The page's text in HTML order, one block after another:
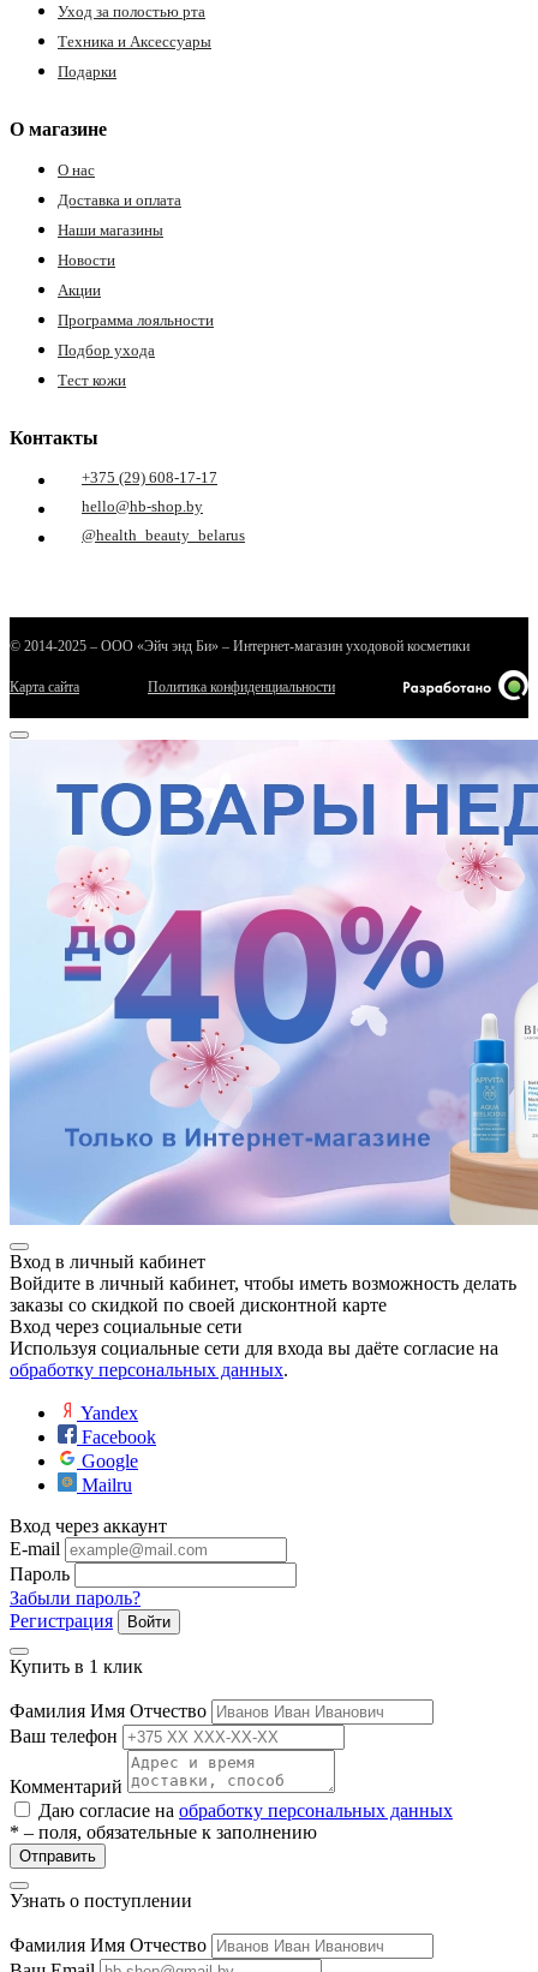
Уход за полостью рта
Техника и Аксессуары
Подарки
О магазине
О нас
Доставка и оплата
Наши магазины
Новости
Акции
Программа лояльности
Подбор ухода
Тест кожи
Контакты
+375 (29) 608-17-17
hello@hb-shop.by
@health_beauty_belarus
© 2014-2025 – ООО «Эйч энд Би» – Интернет-магазин уходовой косметики
Карта сайта Политика конфиденциальности
Вход в личный кабинет
Войдите в личный кабинет, чтобы иметь возможность делать
заказы со скидкой по своей дисконтной карте
Вход через социальные сети
Используя социальные сети для входа вы даёте согласие на
обработку персональных данных.
Yandex
Facebook
Google
Mailru
Вход через аккаунт
E-mail
Пароль
Забыли пароль?
Регистрация
Войти
Купить в 1 клик
Фамилия Имя Отчество
Ваш телефон
Комментарий
Даю согласие на обработку персональных данных
* – поля, обязательные к заполнению
Отправить
Узнать о поступлении
Фамилия Имя Отчество